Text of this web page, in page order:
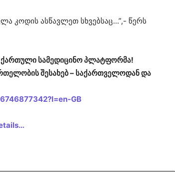
კოდის ასწავლეთ სხვებსაც…”,- წერს
ქართული სამედიცინო პლატფორმა!
შესახებ – საქართველოდან და
GB